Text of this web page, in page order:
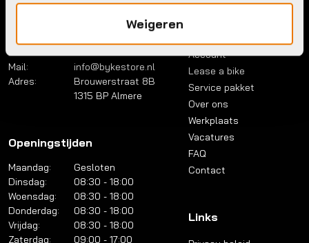
Weigeren
Telefoon:
Mail:
info@bykestore.nl
Adres:
Brouwerstraat 8B
1315 BP Almere
Openingstijden
Maandag:
Gesloten
Dinsdag:
08:30 - 18:00
Woensdag:
08:30 - 18:00
Donderdag:
08:30 - 18:00
Vrijdag:
08:30 - 18:00
Zaterdag:
09:00 - 17:00
Account
Lease a bike
Service pakket
Over ons
Werkplaats
Vacatures
FAQ
Contact
Links